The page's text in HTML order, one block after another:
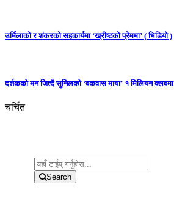
उर्मिलाको र शंकरको सहकार्यमा ‘ख्रीष्टको प्रेममा’ ( भिडियो )
दर्शकको मन जित्दै सुनिलको ‘बकवास माया’ १ मिलियन क्लबमा
चर्चित
Search